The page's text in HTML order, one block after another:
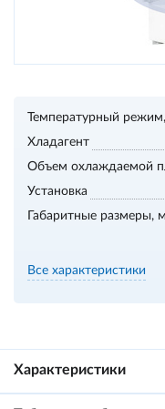
Температурный
Хладагент
Объем охлаждаемой
Установка
Габаритные размеры,
Все характеристики
Характеристики